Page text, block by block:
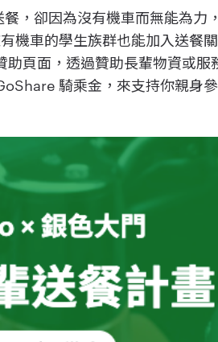
，卻因為沒有機車而無能為
機車的學生族群也能加入送餐
頁面，透過贊助長輩物資或服
騎乘金，來支持你親身